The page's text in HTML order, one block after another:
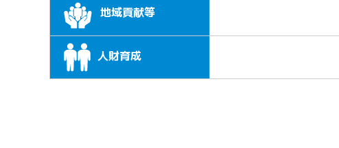
地域貢献等
人財育成